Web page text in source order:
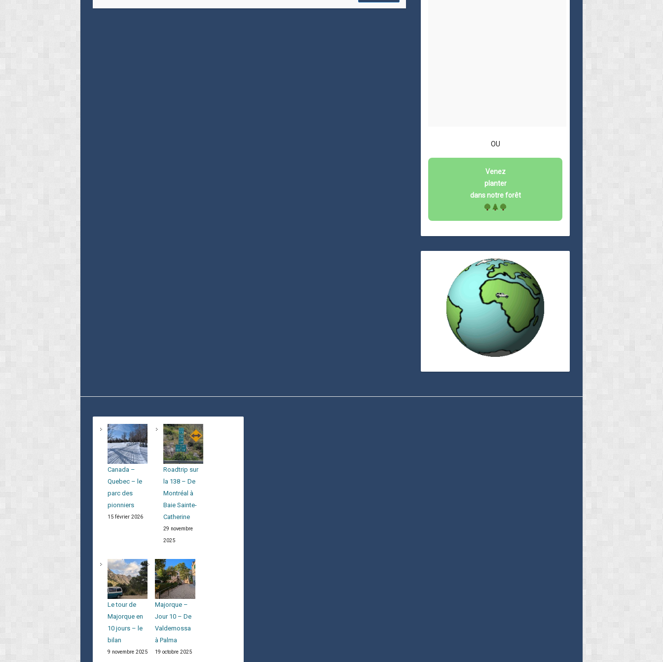
OU
Venez
planter
dans notre forêt
Canada –
Quebec – le
parc des
pionniers
15 février 2026
Roadtrip sur
la 138 – De
Montréal à
Baie Sainte-
Catherine
29 novembre
2025
Le tour de
Majorque en
10 jours – le
bilan
9 novembre 2025
Majorque –
Jour 10 – De
Valdemossa
à Palma
19 octobre 2025